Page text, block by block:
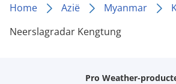
Home Azië Myanmar
Neerslagradar Kengtung
Pro Weather-